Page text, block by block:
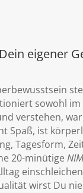
eigener
sowohl
verstehen,
Spaß, ist
Tagesform,
20-minütige
wirst Du